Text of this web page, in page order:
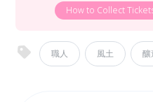
How to Collect
職人 風土 釀